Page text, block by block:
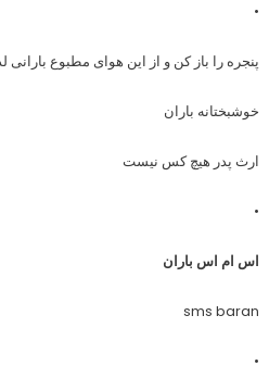
•
پنجره را باز کن و از این هوای مطبوع بارانی
خوشبختانه باران
ارث پدر هیچ کس نیست
•
اس ام اس باران
sms baran
•